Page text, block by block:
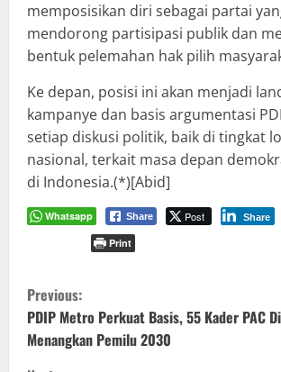
memposisikan diri sebagai partai
mendorong partisipasi publik dan
bentuk pelemahan hak pilih
Ke depan, posisi ini akan menjadi
kampanye dan basis argumentasi
setiap diskusi politik, baik di tingkat
nasional, terkait masa depan
di Indonesia.(*)[Abid]
Whatsapp Share Post Share
Print
C
o
n
Previous:
PDIP Metro Perkuat Basis, 55 Kader PAC
Menangkan Pemilu 2030